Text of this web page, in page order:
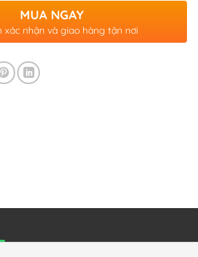
MUA NGAY
xác nhận và giao hàng tận nơi